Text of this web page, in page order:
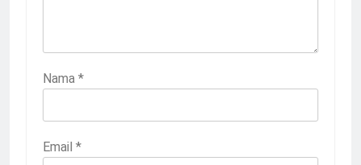
Nama *
Email *